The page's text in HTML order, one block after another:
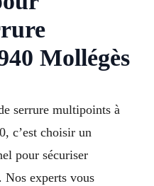
Mollégès
serrure multipoints à
c’est choisir un
pour sécuriser
Nos experts vous